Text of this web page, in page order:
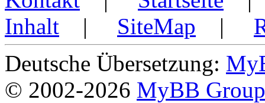
Inhalt | SiteMap |
Deutsche Übersetzung:
© 2002-2026 MyBB Group